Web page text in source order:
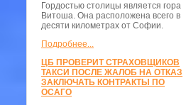
Гордостью столицы является гора
Витоша. Она расположена всего в
десяти километрах от Софии.
Подробнее...
ЦБ ПРОВЕРИТ СТРАХОВЩИКОВ
ТАКСИ ПОСЛЕ ЖАЛОБ НА ОТКАЗ
ЗАКЛЮЧАТЬ КОНТРАКТЫ ПО
ОСАГО